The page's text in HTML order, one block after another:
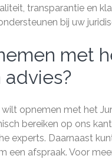
transparantie en
bij uw
met
advies?
opnemen met het
bereiken op ons
experts. Daarnaast
afspraak. Voor